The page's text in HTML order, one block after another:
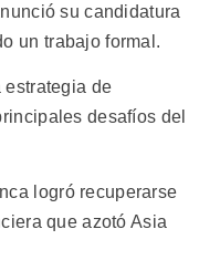
su candidatura
un trabajo formal.
estrategia de
desafíos del
logró recuperarse
que azotó Asia